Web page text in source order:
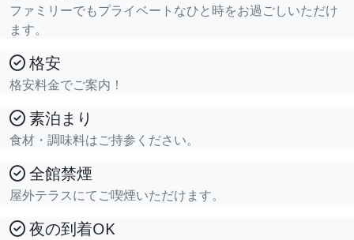
ファミリーでもプライベートなひと時をお過ごしいただけ
ます。
格安
格安料金でご案内！
素泊まり
食材・調味料はご持参ください。
全館禁煙
屋外テラスにてご喫煙いただけます。
夜の到着OK